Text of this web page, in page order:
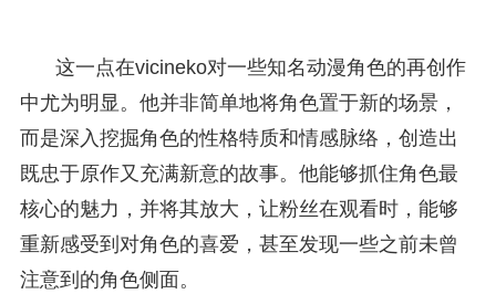
这一点在vicineko对一些知名动漫角色的再创作
中尤为明显。他并非简单地将角色置于新的场景，
而是深入挖掘角色的性格特质和情感脉络，创造出
既忠于原作又充满新意的故事。他能够抓住角色最
核心的魅力，并将其放大，让粉丝在观看时，能够
重新感受到对角色的喜爱，甚至发现一些之前未曾
注意到的角色侧面。